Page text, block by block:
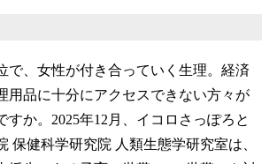
で、女性が付き合っていく生理。経済
用品に十分にアクセスできない方々が
すか。2025年12月、イコロさっぽろと
保健科学研究院 人類生態学研究室は、